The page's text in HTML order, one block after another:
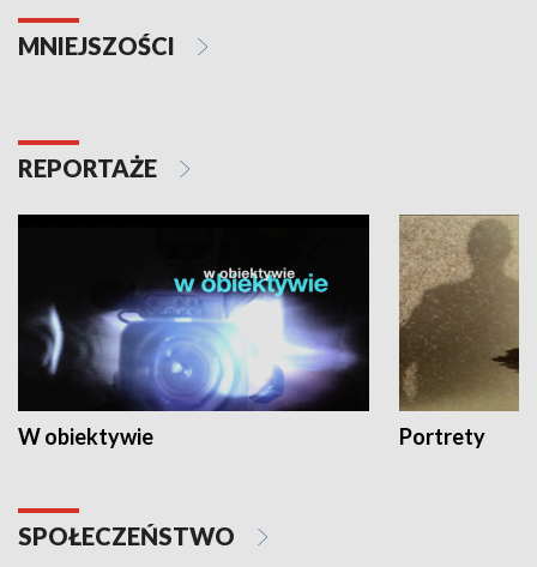
MNIEJSZOŚCI
REPORTAŻE
W obiektywie Portrety
SPOŁECZEŃSTWO